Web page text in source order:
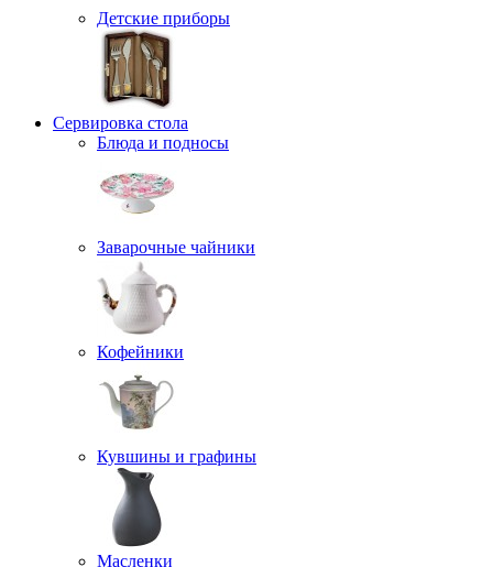
Детские приборы
Сервировка стола
Блюда и подносы
Заварочные чайники
Кофейники
Кувшины и графины
Масленки